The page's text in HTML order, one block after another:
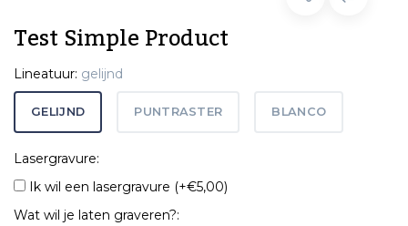
Test Simple Product
Lineatuur: gelijnd
GELIJND PUNTRASTER BLANCO
Lasergravure:
Ik wil een lasergravure (+€5,00)
Wat wil je laten graveren?: